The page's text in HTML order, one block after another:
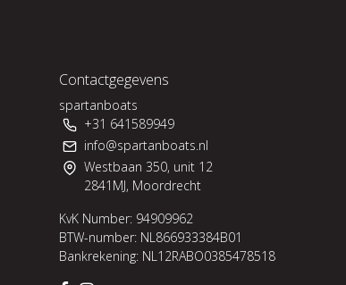
Contactgegevens
spartanboats
+31 641589949
info@spartanboats.nl
Westbaan 350, unit 12
2841MJ, Moordrecht
KvK Number: 94909962
BTW-number: NL866933384B01
Bankrekening: NL12RABO0385478518